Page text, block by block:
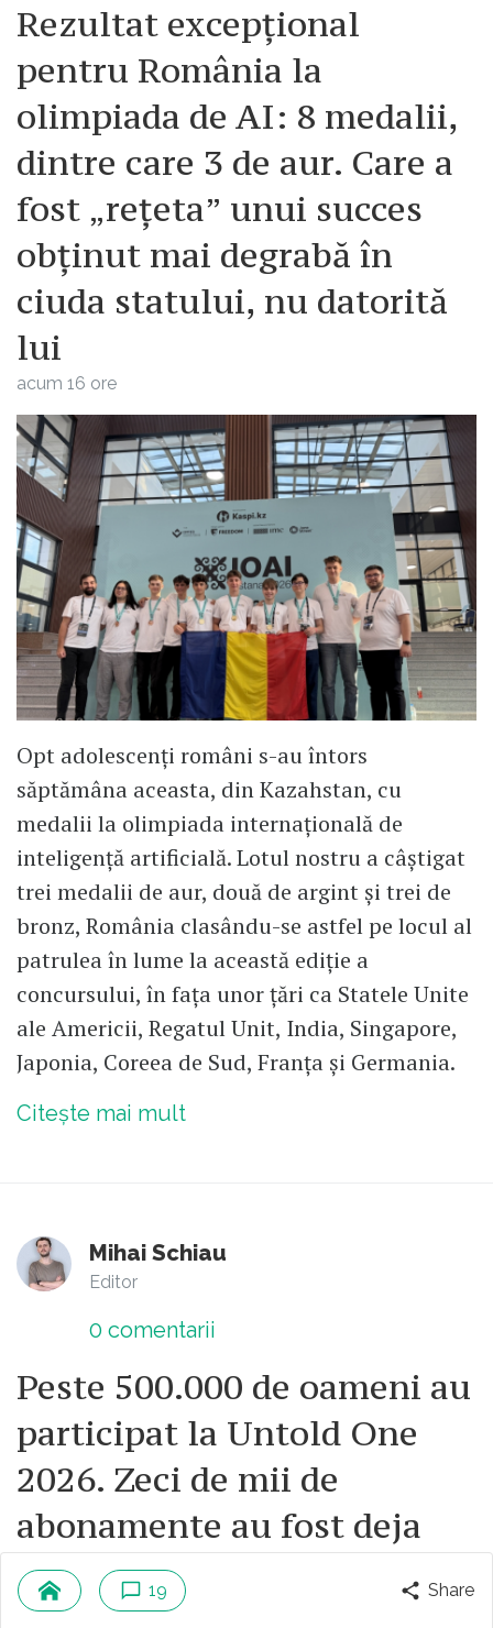
Rezultat excepțional
pentru România la
olimpiada de AI: 8 medalii,
dintre care 3 de aur. Care a
fost „rețeta” unui succes
obținut mai degrabă în
ciuda statului, nu datorită
lui
acum 16 ore
Opt adolescenți români s-au întors
săptămâna aceasta, din Kazahstan, cu
medalii la olimpiada internațională de
inteligență artificială. Lotul nostru a câștigat
trei medalii de aur, două de argint și trei de
bronz, România clasându-se astfel pe locul al
patrulea în lume la această ediție a
concursului, în fața unor țări ca Statele Unite
ale Americii, Regatul Unit, India, Singapore,
Japonia, Coreea de Sud, Franța și Germania.
Citește mai mult
Mihai Schiau
Editor
0 comentarii
Peste 500.000 de oameni au
participat la Untold One
2026. Zeci de mii de
abonamente au fost deja
vândute pentru următoarea
ediție a festivalului
19 Share